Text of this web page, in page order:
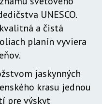
UNESCO.
a čistá
planín vyviera
jaskynných
krasu jednou
pre výskyt